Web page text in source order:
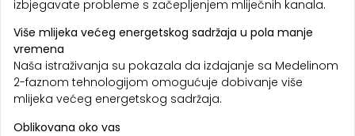
izbjegavate probleme s začepljenjem mliječnih kanala.
Više mlijeka većeg energetskog sadržaja u pola manje
vremena
Naša istraživanja su pokazala da izdajanje sa Medelinom
2-faznom tehnologijom omogućuje dobivanje više
mlijeka većeg energetskog sadržaja.
Oblikovana oko vas